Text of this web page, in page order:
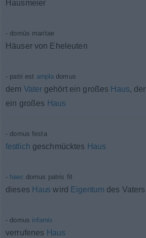
Hausmeier
domūs maritae
Häuser von Eheleuten
patri est ampla domus
dem Vatergehört ein großes Haus, der
ein großes Haus
domus festa
festlich geschmücktes Haus
haec domus patris fit
dieses Haus wird Eigentum des Vaters
domus infamis
verrufenes Haus